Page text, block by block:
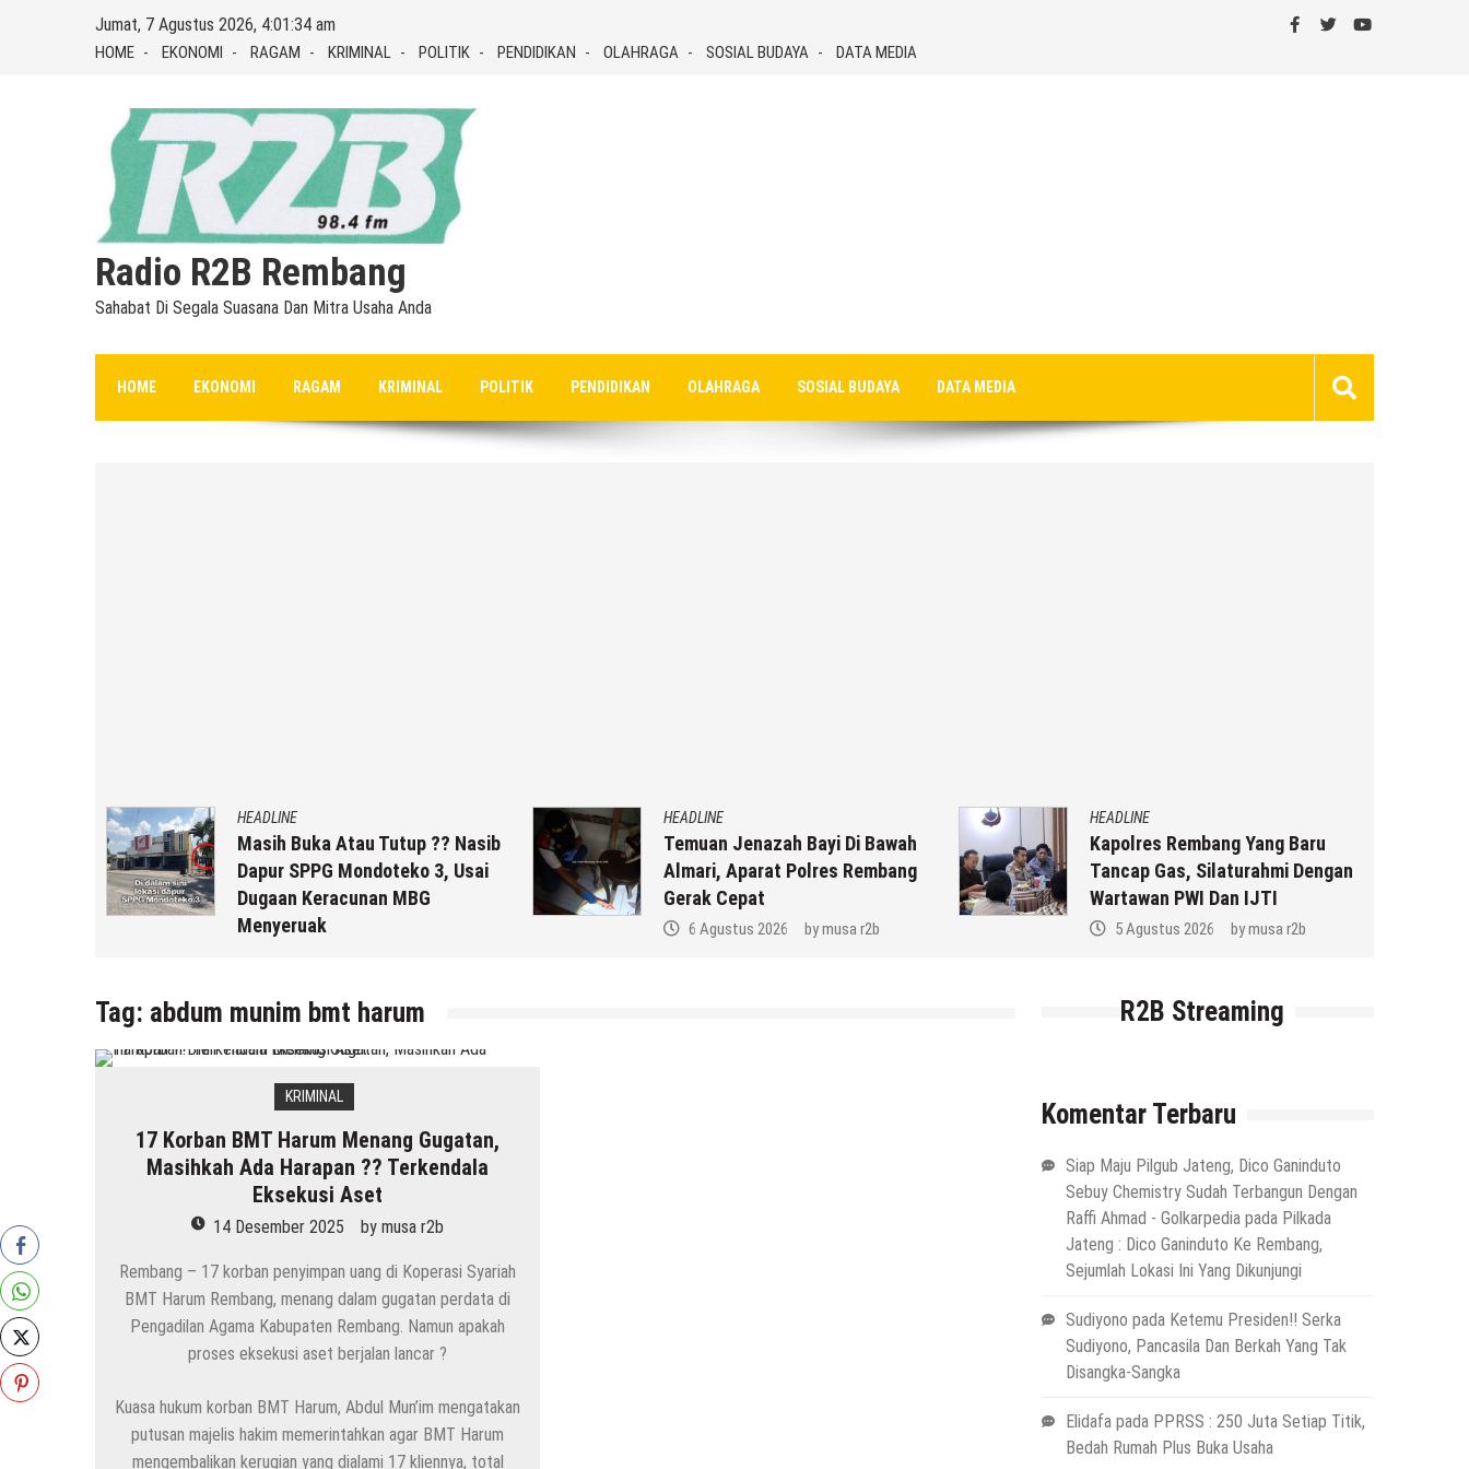
Jumat, 7 Agustus 2026, 4:01:35 am
HOME EKONOMI RAGAM KRIMINAL POLITIK PENDIDIKAN OLAHRAGA SOSIAL BUDAYA DATA MEDIA
Radio R2B Rembang
Sahabat Di Segala Suasana Dan Mitra Usaha Anda
HOME EKONOMI RAGAM KRIMINAL POLITIK PENDIDIKAN OLAHRAGA SOSIAL BUDAYA DATA MEDIA
HEADLINE
Masih Buka Atau Tutup ?? Nasib
Dapur SPPG Mondoteko 3, Usai
Dugaan Keracunan MBG
Menyeruak
HEADLINE
Temuan Jenazah Bayi Di Bawah
Almari, Aparat Polres Rembang
Gerak Cepat
6 Agustus 2026 bymusa r2b
HEADLINE
Kapolres Rembang Yang Baru
Tancap Gas, Silaturahmi Dengan
Wartawan PWI Dan IJTI
5 Agustus 2026 bymusa r2b
Tag: abdum munim bmt harum
KRIMINAL
17 Korban BMT Harum Menang Gugatan,
Masihkah Ada Harapan ?? Terkendala
Eksekusi Aset
14 Desember 2025 bymusa r2b
Rembang – 17 korban penyimpan uang di Koperasi Syariah
BMT Harum Rembang, menang dalam gugatan perdata di
Pengadilan Agama Kabupaten Rembang. Namun apakah
proses eksekusi aset berjalan lancar ?
Kuasa hukum korban BMT Harum, Abdul Mun’im mengatakan
putusan majelis hakim memerintahkan agar BMT Harum
mengembalikan kerugian yang dialami 17 kliennya, total
R2B Streaming
Komentar Terbaru
Siap Maju Pilgub Jateng, Dico Ganinduto
Sebuy Chemistry Sudah Terbangun Dengan
Raffi Ahmad - Golkarpediapada Pilkada
Jateng : Dico Ganinduto Ke Rembang,
Sejumlah Lokasi Ini Yang Dikunjungi
Sudiyono pada Ketemu Presiden!! Serka
Sudiyono, Pancasila Dan Berkah Yang Tak
Disangka-Sangka
Elidafapada PPRSS : 250 Juta Setiap Titik,
Bedah Rumah Plus Buka Usaha